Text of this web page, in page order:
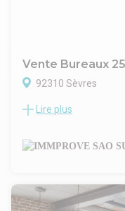
Vente Bureaux
92310 Sèvres
Et si vous achetiez vos
de bénéficer de locaux
immédiate du T2 et du
. Bateau récent
Lire plus